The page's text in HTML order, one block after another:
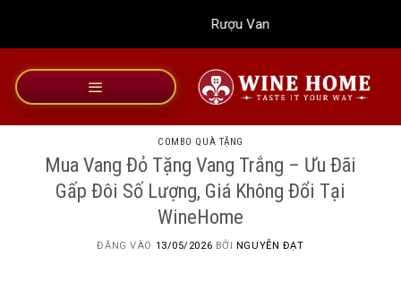
dung
Rượu Vang Wine Home
COMBO QUÀ TẶNG
Mua Vang Đỏ Tặng Vang Trắng – Ưu Đãi
Gấp Đôi Số Lượng, Giá Không Đổi Tại
WineHome
ĐĂNG VÀO 13/05/2026 BỞI NGUYỄN ĐẠT